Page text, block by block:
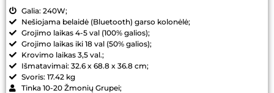
Galia: 240W;
Nešiojama belaidė (Bluetooth) garso kolonėlė;
Grojimo laikas 4-5 val (100% galios);
Grojimo laikas iki 18 val (50% galios);
Krovimo laikas 3,5 val.;
Išmatavimai: 32.6 x 68.8 x 36.8 cm;
Svoris: 17.42 kg
Tinka 10-20 Žmonių Grupei;